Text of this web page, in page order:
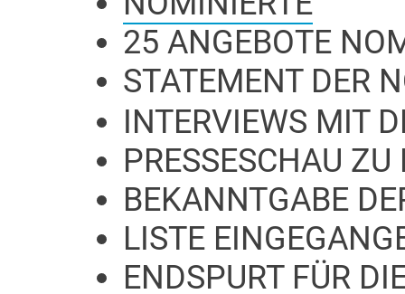
25 ANGEBOTE
STATEMENT DER
INTERVIEWS MIT
PRESSESCHAU
BEKANNTGABE
LISTE
ENDSPURT FÜR